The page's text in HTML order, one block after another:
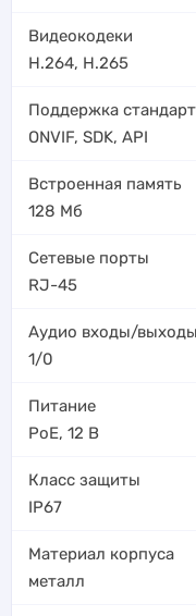
Видеокодеки
H.264, H.265
Поддержка
ONVIF, SDK, API
Встроенная память
128 Мб
Сетевые порты
RJ-45
Аудио входы/выходы
1/0
Питание
PoE, 12 В
Класс защиты
IP67
Материал корпуса
металл